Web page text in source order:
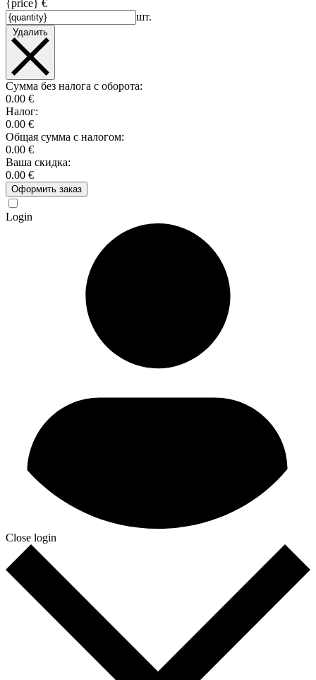
{price} €
шт.
Удалить
Сумма без налога с оборота:
0.00 €
Налог:
0.00 €
Общая сумма с налогом:
0.00 €
Ваша скидка:
0.00 €
Оформить заказ
Login
Close login